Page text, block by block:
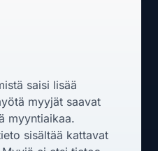
saisi lisää
myyjät saavat
myyntiaikaa.
sisältää kattavat